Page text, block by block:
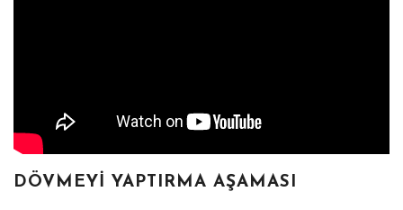
DÖVMEYI YAPTIRMA AŞAMASI